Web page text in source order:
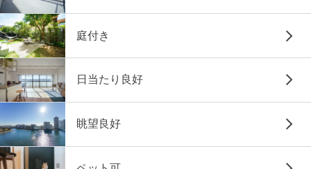
庭付き
日当たり良好
眺望良好